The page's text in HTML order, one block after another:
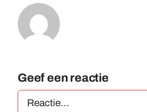
Geef een reactie
Reactie